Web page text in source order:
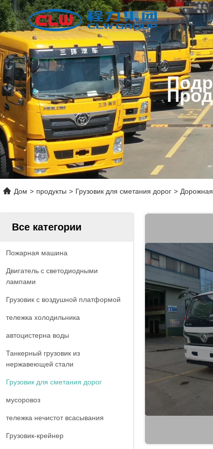
Дом > продукты > Грузовик для сметания дорог >
Все категории
Пожарная машина
Двигатель с светодиодными
лампами
Грузовик с воздушной платформой
тележка холодильника
автоцистерна воды
Танкерный грузовик из
нержавеющей стали
Грузовик для сметания дорог
мусоровоз
тележка нечистот всасывания
Грузовик-крейнер